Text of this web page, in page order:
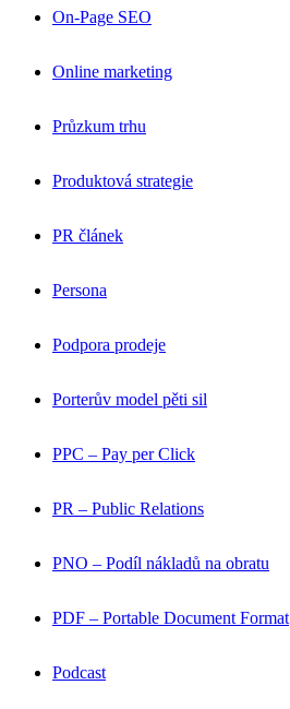
On-Page SEO
Online marketing
Průzkum trhu
Produktová strategie
PR článek
Persona
Podpora prodeje
Porterův model pěti sil
PPC – Pay per Click
PR – Public Relations
PNO – Podíl nákladů na obratu
PDF – Portable Document Format
Podcast